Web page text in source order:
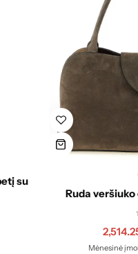
su
Ruda
Mėnesinė